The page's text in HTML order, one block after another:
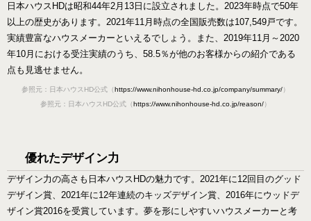
日本ハウスHDは昭和44年2月13日に設立されました。2023年時点で50年
以上の歴史があります。2021年11月時点の全国販売数は107,549戸です。
実績豊富なハウスメーカーといえるでしょう。また、2019年11月～2020
年10月における受注実績のうち、58.5％が他のお客様からの紹介である
点も見逃せません。
参照元：日本ハウスHD公式（https://www.nihonhouse-hd.co.jp/company/summary/）
参照元：日本ハウスHD公式（https://www.nihonhouse-hd.co.jp/reason/）
優れたデザイン力
デザイン力の高さも日本ハウスHDの魅力です。2021年に12回目のグッド
デザイン賞、2021年に12年連続のキッズデザイン賞、2016年にウッドデ
ザイン賞2016を受賞しています。夢を形にしやすいハウスメーカーと考